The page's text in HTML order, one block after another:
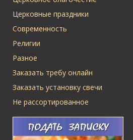
Церковные праздники
Современность
Религии
Разное
Заказать требу онлайн
Заказать установку свечи
Не рассортированное